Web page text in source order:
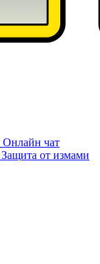
Онлайн чат
Защита от измами